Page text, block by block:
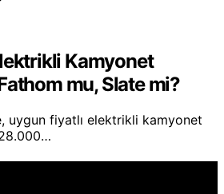
Kamyonet
mu, Slate mi?
uygun fiyatlı elektrikli kamyonet
28.000…